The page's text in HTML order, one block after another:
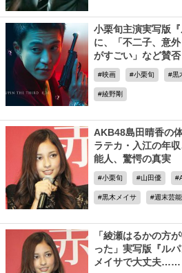
小栗旬主演実写版
に、「不二子、意
がすごい」など賛否
映画 小栗旬 黒
綾野剛
AKB48島田晴香の
ラテカ・入江の年
能人、驚愕の真実
小栗旬 山田優
黒木メイサ 週末芸
「綾瀬はるかの方
った」実写版『ル
メイサで大丈夫……